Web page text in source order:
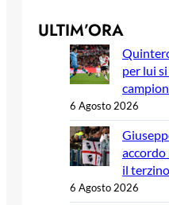
ULTIM’ORA
per lui
6 Agosto 2026
accordo
il terzino
6 Agosto 2026